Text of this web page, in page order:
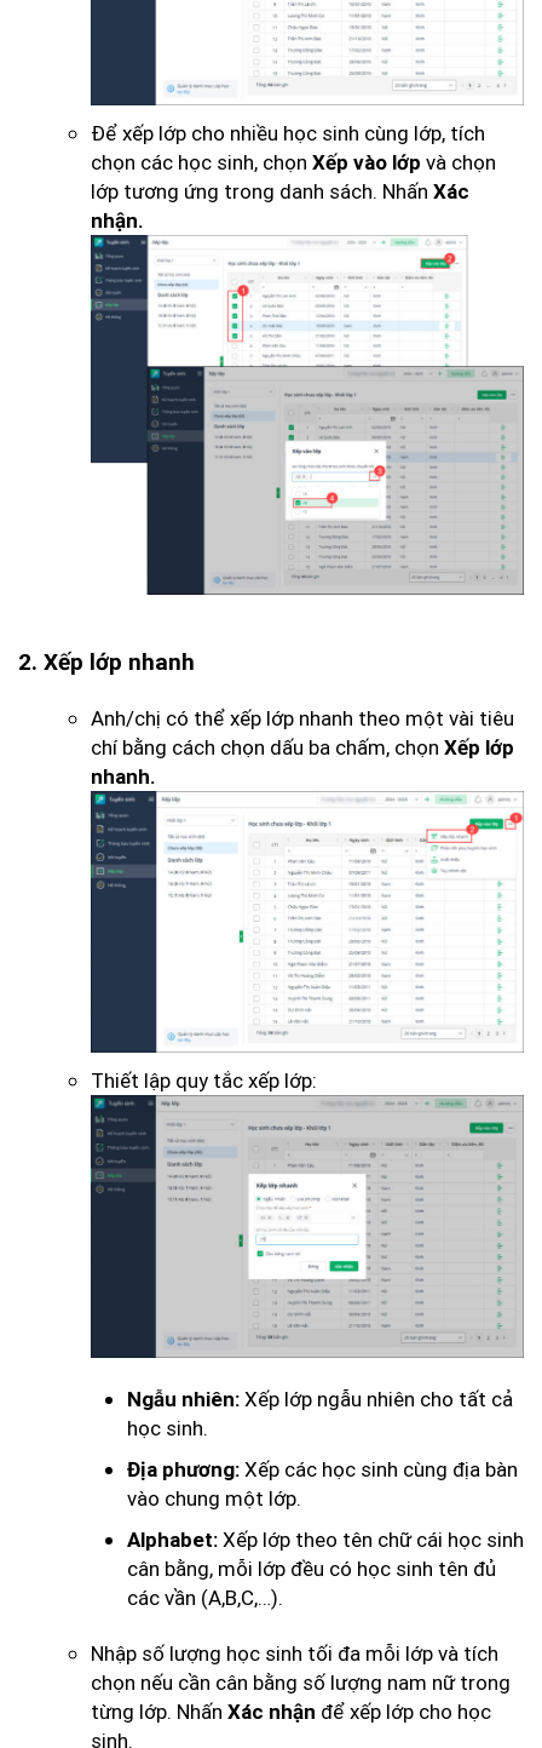
Để xếp lớp cho nhiều học sinh cùng lớp, tích
chọn các học sinh, chọn Xếp vào lớp và chọn
lớp tương ứng trong danh sách. Nhấn Xác
nhận.
2. Xếp lớp nhanh
Anh/chị có thể xếp lớp nhanh theo một vài tiêu
chí bằng cách chọn dấu ba chấm, chọn Xếp lớp
nhanh.
Thiết lập quy tắc xếp lớp:
Ngẫu nhiên: Xếp lớp ngẫu nhiên cho tất cả
học sinh.
Địa phương: Xếp các học sinh cùng địa bàn
vào chung một lớp.
Alphabet: Xếp lớp theo tên chữ cái học sinh
cân bằng, mỗi lớp đều có học sinh tên đủ
các vần (A,B,C,…).
Nhập số lượng học sinh tối đa mỗi lớp và tích
chọn nếu cần cân bằng số lượng nam nữ trong
từng lớp. Nhấn Xác nhận để xếp lớp cho học
sinh.